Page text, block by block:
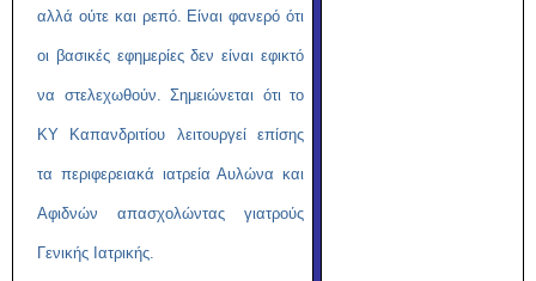
αλλά ούτε και ρεπό. Είναι φανερό ότι
οι βασικές εφημερίες δεν είναι εφικτό
να στελεχωθούν. Σημειώνεται ότι το
ΚΥ Καπανδριτίου λειτουργεί επίσης
τα περιφερειακά ιατρεία Αυλώνα και
Αφιδνών απασχολώντας γιατρούς
Γενικής Ιατρικής.